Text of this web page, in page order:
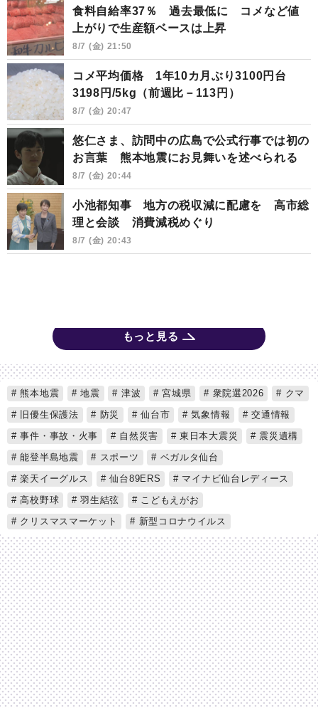
食料自給率37％ 過去最低に コメなど値
上がりで生産額ベースは上昇
8/7 (金) 21:50
コメ平均価格 1年10カ月ぶり3100円台
3198円/5kg（前週比－113円）
8/7 (金) 20:47
悠仁さま、訪問中の広島で公式行事では初の
お言葉 熊本地震にお見舞いを述べられる
8/7 (金) 20:44
小池都知事 地方の税収減に配慮を 高市総
理と会談 消費減税めぐり
8/7 (金) 20:43
もっと見る
熊本地震 地震 津波 宮城県 衆院選2026
クマ
旧優生保護法
防災 仙台市 気象情報
交通情報
事件・事故・火事
自然災害 東日本大震災
震災遺構
能登半島地震
スポーツ
ベガルタ仙台
楽天イーグルス
仙台89ERS
マイナビ仙台レディース
高校野球
羽生結弦
こどもえがお
クリスマスマーケット
新型コロナウイルス